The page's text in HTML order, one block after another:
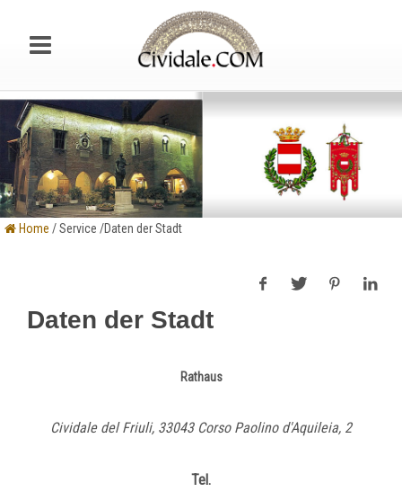
Home / Service /Daten der Stadt
Daten der Stadt
Rathaus
Cividale del Friuli, 33043 Corso Paolino d'Aquileia, 2
Tel.